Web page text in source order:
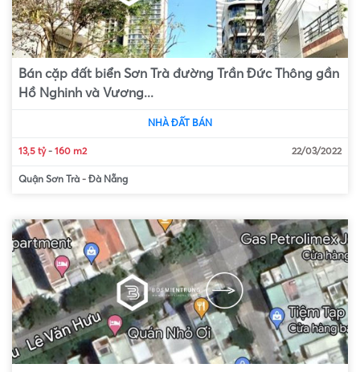
Bán cặp đất biển Sơn Trà đường Trần Đức Thông gần
Hồ Nghinh và Vương...
NHÀ ĐẤT BÁN
13,5 tỷ- 160 m2 22/03/2022
Quận Sơn Trà - Đà Nẵng